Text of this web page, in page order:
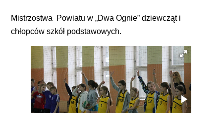
Mistrzostwa Powiatu w „Dwa Ognie” dziewcząt i
chłopców szkół podstawowych.